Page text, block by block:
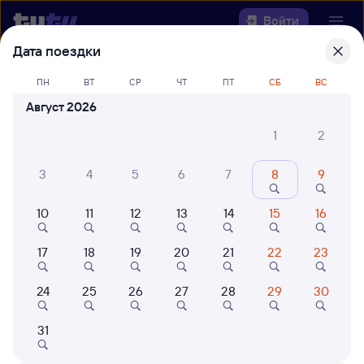
Войти
Выберите день, чтобы найтиж/д
билеты Куйтун — Шарья
Куда
Когда
Кто едет
Найти поезда
Дата поездки
ПН ВТ СР ЧТ ПТ СБ ВС
Август 2026
1
2
3 4 5 6 7 8 9
10 11 12 13 14 15 16
17 18 19 20 21 22 23
24 25 26 27 28 29 30
31